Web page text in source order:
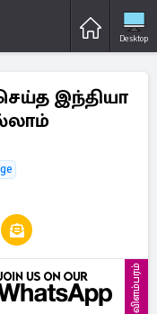
Desktop
இந்தியா
விளம்பரம்